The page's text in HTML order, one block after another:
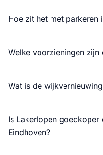
Hoe zit het met parkeren
Welke voorzieningen zijn
Wat is de
Is Lakerlopen goedkoper
Eindhoven?